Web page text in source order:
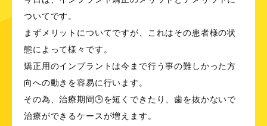
ついてです。
まずメリットについてですが、これはその患者様の状
態によって様々です。
矯正用のインプラントは今まで行う事の難しかった方
向への動きを容易に行います。
その為、治療期間🕒を短くできたり、歯を抜かないで
治療ができるケースが増えます。